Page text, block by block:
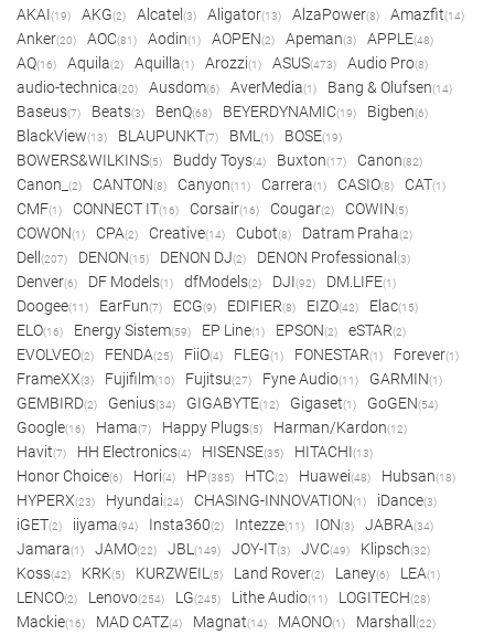
AKAI(19) AKG(2) Alcatel (3) Aligator(13) AlzaPower(8) Amazfit(14)
Anker(20) AOC(81) Aodin(1) AOPEN(2) Apeman(3) APPLE(48)
AQ(16) Aquila(2) Aquilla(1) Arozzi(1) ASUS(473) Audio Pro(8)
audio-technica(20) Ausdom(6) AverMedia(1) Bang & Olufsen(14)
Baseus(7) Beats(3) BenQ(68) BEYERDYNAMIC(19) Bigben(6)
BlackView(13) BLAUPUNKT(7) BML (1) BOSE(19)
BOWERS&WILKINS(5) Buddy Toys(4) Buxton(17) Canon(82)
Canon_ (2) CANTON(8) Canyon(11) Carrera(1) CASIO(8) CAT(1)
CMF(1) CONNECT IT(16) Corsair(16) Cougar(2) COWIN(5)
COWON(1) CPA(2) Creative(14) Cubot(8) Datram Praha(2)
Dell (207) DENON(15) DENON DJ(2) DENON Professional (3)
Denver(6) DF Models(1) dfModels(2) DJI(92) DM.LIFE(1)
Doogee(11) EarFun(7) ECG(9) EDIFIER(8) EIZO(42) Elac(15)
ELO(16) Energy Sistem(59) EP Line(1) EPSON(2) eSTAR(2)
EVOLVEO(2) FENDA(25) FiiO(4) FLEG(1) FONESTAR(1) Forever(1)
FrameXX(3) Fujifilm(10) Fujitsu(27) Fyne Audio(11) GARMIN(1)
GEMBIRD(2) Genius(34) GIGABYTE(12) Gigaset(1) GoGEN(54)
Google(16) Hama(7) Happy Plugs(5) Harman/Kardon(12)
Havit(7) HH Electronics(4) HISENSE(35) HITACHI(13)
Honor Choice(6) Hori(4) HP(385) HTC(2) Huawei(48) Hubsan(18)
HYPERX(23) Hyundai(24) CHASING-INNOVATION(1) iDance(3)
iGET(2) iiyama(94) Insta360(2) Intezze(11) ION(3) JABRA(34)
Jamara(1) JAMO(22) JBL (149) JOY-IT(3) JVC(49) Klipsch(32)
Koss(42) KRK(5) KURZWEIL (5) Land Rover(2) Laney(6) LEA(1)
LENCO(2) Lenovo(254) LG(245) Lithe Audio(11) LOGITECH(28)
Mackie(16) MAD CATZ(4) Magnat(14) MAONO(1) Marshall (22)